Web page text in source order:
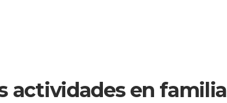
actividades en familia